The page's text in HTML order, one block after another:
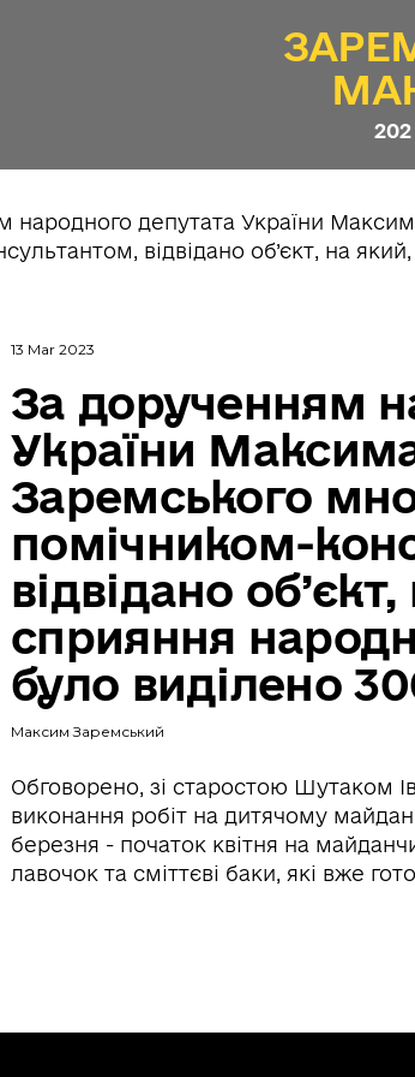
13 Mar 2023
За дорученням
України
Заремського
помічником-
відвідано
сприяння
було виділено
Максим Заремський
Обговорено, зі старостою Шутаком
виконання робіт на дитячому
березня - початок квітня на
лавочок та сміттєві баки, які вже